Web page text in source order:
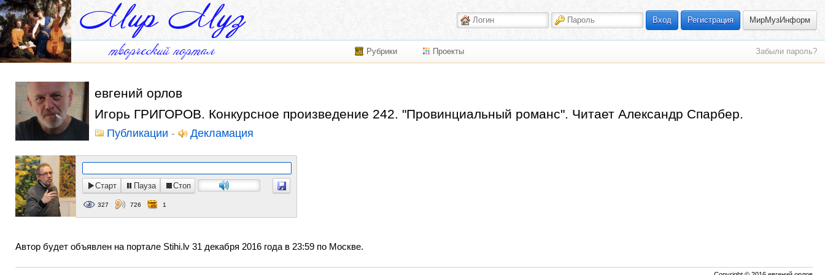
Вход Регистрация МирМузИнформ
Рубрики Проекты Забыли пароль?
евгений орлов
Игорь ГРИГОРОВ. Конкурсное произведение 242. "Провинциальный романс". Читает Александр Спарбер.
Публикации - Декламация
Старт Пауза Стоп
327 726 1
Автор будет объявлен на портале Stihi.lv 31 декабря 2016 года в 23:59 по Москве.